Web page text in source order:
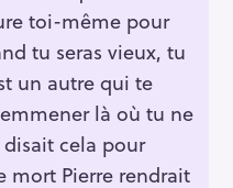
toi-même pour
tu seras vieux, tu
un autre qui te
là où tu ne
disait cela pour
mort Pierre rendrait